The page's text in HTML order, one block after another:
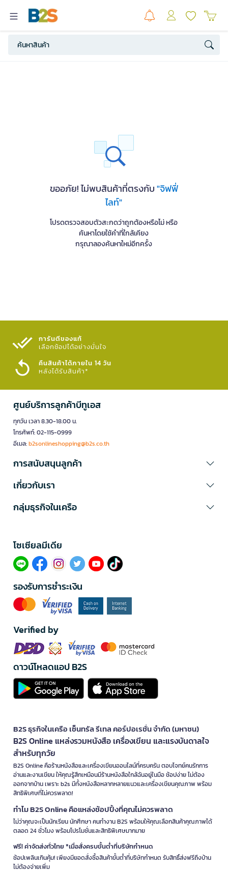
ขออภัย! ไม่พบสินค้าที่ตรงกับ"จิฟฟี่
ไลท์"
โปรดตรวจสอบตัวสะกดว่าถูกต้องหรือไม่ หรือ
ค้นหาโดยใช้คำที่ใกล้เคียง
กรุณาลองค้นหาใหม่อีกครั้ง
การันตีของแท้
เลือกช้อปได้อย่างมั่นใจ​
คืนสินค้าได้ภายใน 14 วัน
หลังได้รับสินค้า*
ศูนย์บริการลูกค้าบีทูเอส
ทุกวัน เวลา 8.30-18.00 น.
โทรศัพท์: 02-115-0999
อีเมล:b2sonlineshopping@b2s.co.th
การสนับสนุนลูกค้า
เกี่ยวกับเรา
กลุ่มธุรกิจในเครือ
โซเซียลมีเดีย​
รองรับการชำระเงิน
Verified by
ดาวน์โหลดแอป B2S
B2S ธุรกิจในเครือ เซ็นทรัล รีเทล คอร์ปอเรชั่น จำกัด (มหาชน)
B2S Online แหล่งรวมหนังสือ เครื่องเขียน และแรงบันดาลใจ
สำหรับทุกวัย
B2S Online คือร้านหนังสือและเครื่องเขียนออนไลน์ที่ครบครัน ตอบโจทย์คนรักการ
อ่านและงานเขียน ให้คุณรู้สึกเหมือนมีร้านหนังสือใกล้ฉันอยู่ในมือ ช้อปง่าย ไม่ต้อง
ออกจากบ้าน เพราะ b2s มีทั้งหนังสือหลากหลายแนวและเครื่องเขียนคุณภาพ พร้อม
สิทธิพิเศษที่ไม่ควรพลาด!
ทำไม B2S Online คือแหล่งช้อปปิ้งที่คุณไม่ควรพลาด
ไม่ว่าคุณจะเป็นนักเรียน นักศึกษา คนทำงาน B2S พร้อมให้คุณเลือกสินค้าคุณภาพได้
ตลอด 24 ชั่วโมง พร้อมโปรโมชั่นและสิทธิพิเศษมากมาย
ฟรี! ค่าจัดส่งทั่วไทย *เมื่อสั่งครบขั้นต่ำที่บริษัทกำหนด
ช้อปเพลินเกินคุ้ม! เพียงมียอดสั่งซื้อสินค้าขั้นต่ำที่บริษัทกำหนด รับสิทธิ์ส่งฟรีถึงบ้าน
ไม่ต้องจ่ายเพิ่ม